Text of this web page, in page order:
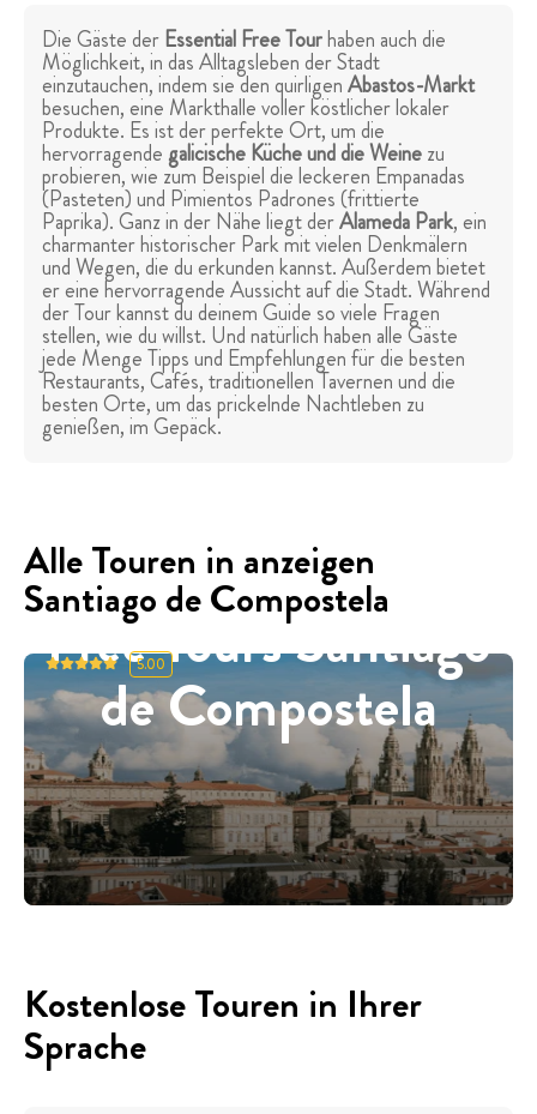
Die Gäste derEssential Free Tourhaben auch die
Möglichkeit, in das Alltagsleben der Stadt
einzutauchen, indem sie den quirligenAbastos-Markt
besuchen, eine Markthalle voller köstlicher lokaler
Produkte. Es ist der perfekte Ort, um die
hervorragende galicische Küche und die Weinezu
probieren, wie zum Beispiel die leckeren Empanadas
(Pasteten) und Pimientos Padrones (frittierte
Paprika). Ganz in der Nähe liegt derAlameda Park, ein
charmanter historischer Park mit vielen Denkmälern
und Wegen, die du erkunden kannst. Außerdem bietet
er eine hervorragende Aussicht auf die Stadt. Während
der Tour kannst du deinem Guide so viele Fragen
stellen, wie du willst. Und natürlich haben alle Gäste
jede Menge Tipps und Empfehlungen für die besten
Restaurants, Cafés, traditionellen Tavernen und die
besten Orte, um das prickelnde Nachtleben zu
genießen, im Gepäck.
Alle Touren in anzeigen
Santiago de Compostela
Free Tours Santiago
de Compostela
5.00
Kostenlose Touren in Ihrer
Sprache